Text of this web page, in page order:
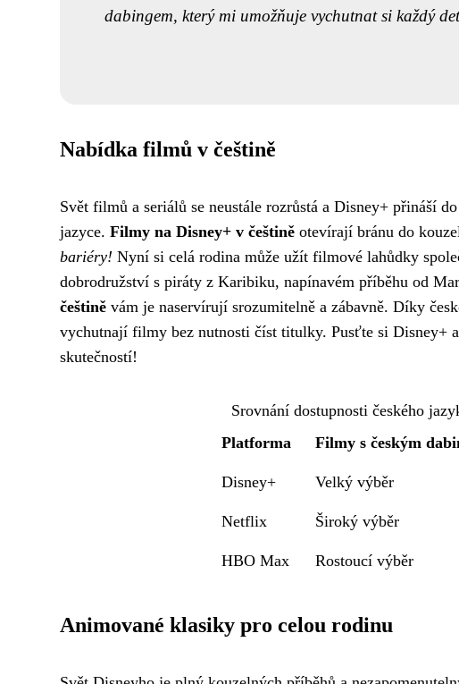
dabingem, který mi umožňuje vychutnat si každý
Nabídka filmů v češtině
Svět filmů a seriálů se neustále rozrůstá a Disney+ přináší
jazyce. Filmy na Disney+ v češtině otevírají bránu do
bariéry! Nyní si celá rodina může užít filmové lahůdky
dobrodružství s piráty z Karibiku, napínavém příběhu od
češtině vám je naservírují srozumitelně a zábavně. Díky
vychutnají filmy bez nutnosti číst titulky. Pusťte si Disney+
skutečností!
Srovnání dostupnosti českého
Platforma
Filmy s českým
Disney+ Velký výběr
Netflix Široký výběr
HBO Max Rostoucí výběr
Animované klasiky pro celou rodinu